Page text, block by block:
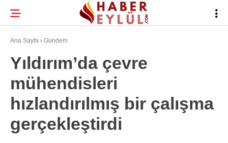
Hattı
20.5
BURSA HABERLERI
BURSASPOR
GÜNDEM
Ana Sayfa › Gündem
Yıldırım’da çevre
mühendisleri
hızlandırılmış bir çalışma
gerçekleştirdi